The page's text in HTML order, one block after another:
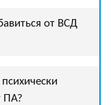
от ВСД
ПА?